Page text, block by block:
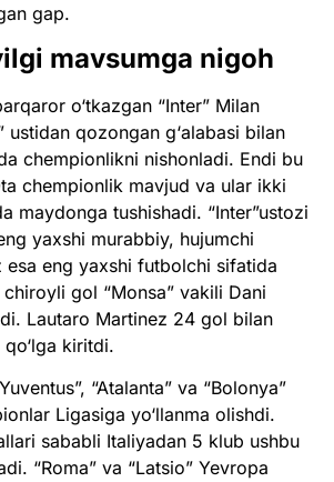
gap.
mavsumga nigoh
o‘tkazgan “Inter” Milan
ustidan qozongan g‘alabasi bilan
chempionlikni nishonladi. Endi bu
chempionlik mavjud va ular ikki
maydonga tushishadi. “Inter”ustozi
yaxshi murabbiy, hujumchi
esa eng yaxshi futbolchi sifatida
gol “Monsa” vakili Dani
Lautaro Martinez 24 gol bilan
kiritdi.
“Atalanta” va “Bolonya”
Ligasiga yo‘llanma olishdi.
sababli Italiyadan 5 klub ushbu
“Roma” va “Latsio” Yevropa